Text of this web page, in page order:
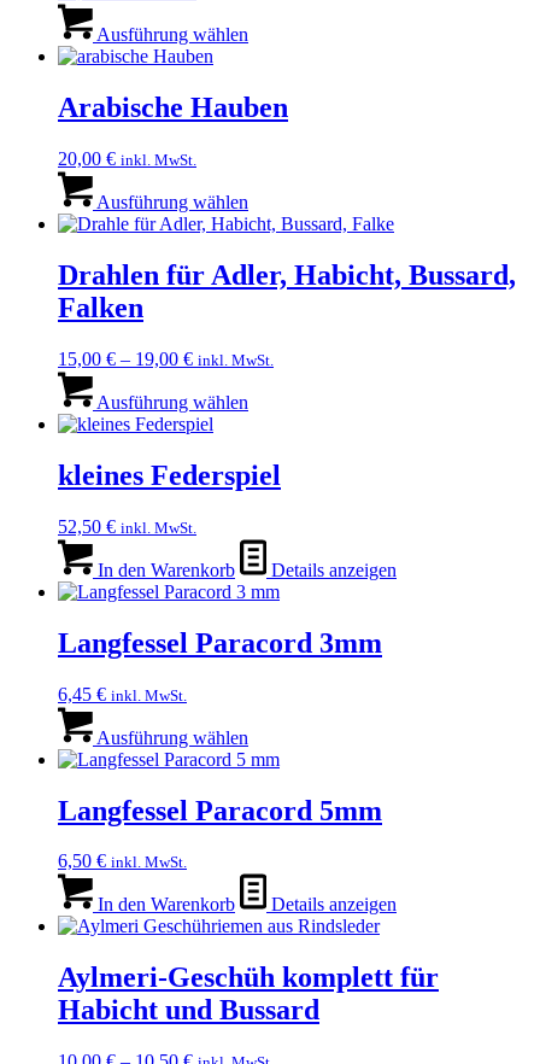
Ausführung wählen
Varianten
auf.
auf
der
gewählt
werden
Arabische Hauben
20,00 € inkl. MwSt.
Ausführung wählen
weist
Varianten
auf.
können
auf
Produktseite
werden
Drahlen für Adler, Habicht, Bussard,
Falken
15,00 € – 19,00 € inkl. MwSt.
Ausführung wählen
Varianten
auf.
können
auf
der
gewählt
werden
kleines Federspiel
52,50 € inkl. MwSt.
In den Warenkorb Details anzeigen
Langfessel Paracord 3mm
6,45 € inkl. MwSt.
Ausführung wählen
weist
Varianten
auf.
können
auf
der
gewählt
werden
Langfessel Paracord 5mm
6,50 € inkl. MwSt.
In den Warenkorb Details anzeigen
Aylmeri-Geschüh komplett für
Habicht und Bussard